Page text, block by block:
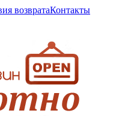
возвратаКонтакты